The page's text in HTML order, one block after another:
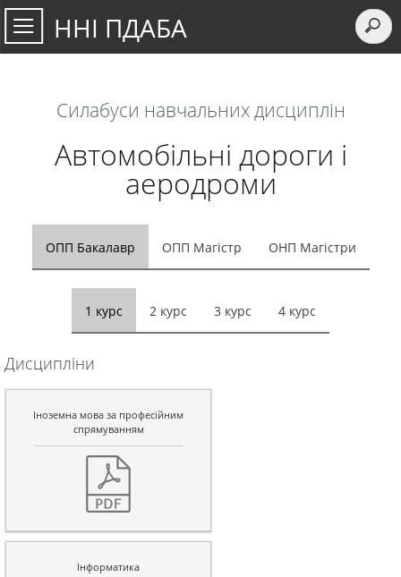
ННІ ПДАБА
Силабуси навчальних дисциплiн
Автомобільні дороги і
аеродроми
ОПП Бакалавр ОПП Магістр ОНП Магістри
1 курс 2 курс 3 курс 4 курс
Дисципліни
Іноземна мова за професійним
спрямуванням
Інформатика